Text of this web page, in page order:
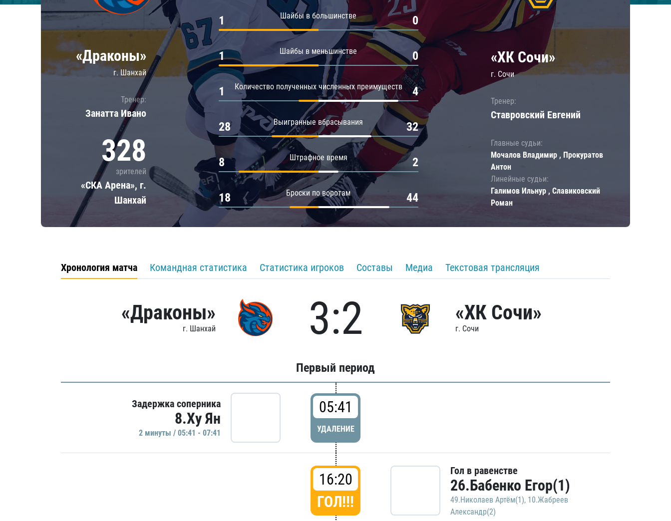
Локомотив
Шанхайские Драконы
Амур
Барыс
Салават Юлаев
«Драконы»
г. Шанхай
Тренер:
Занатта Иванo
328
зрителей
«СКА Арена», г.
Шанхай
Шайбы в большинстве
1 0
Шайбы в меньшинстве
1 0
Количество полученных численных преимуществ
1 4
Выигранные вбрасывания
28 32
Штрафное время
8 2
Броски по воротам
18 44
«ХК Сочи»
г. Сочи
Тренер:
Ставровский Евгений
Главные судьи:
Мочалов Владимир , Прокуратов
Антон
Линейные судьи:
Галимов Ильнур , Славиковский
Роман
Хронология матча Командная статистика Статистика игроков Составы Медиа Текстовая трансляция
«Драконы»
г. Шанхай 3:2 «ХК Сочи»
г. Сочи
Первый период
Задержка соперника
8.Ху Ян
2 минуты / 05:41 - 07:41
05:41
УДАЛЕНИЕ
16:20
ГОЛ!!!
Гол в равенстве
26.Бабенко Егор(1)
49.Николаев Артём(1), 10.Жабреев
Александр(2)